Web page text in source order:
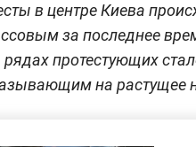
в центре Киева
за последнее
протестующих
на растущее